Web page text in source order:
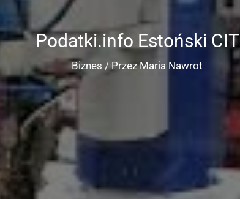
Podatki.info Estoński CIT
Biznes / PrzezMaria Nawrot